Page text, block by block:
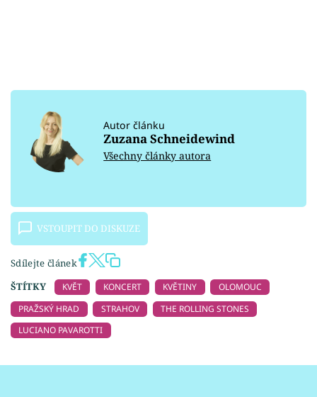
Autor článku
Zuzana Schneidewind
Všechny články autora
VSTOUPIT DO DISKUZE
Sdílejte článek
ŠTÍTKY
KVĚT KONCERT KVĚTINY
OLOMOUC
PRAŽSKÝ HRAD
STRAHOV
THE ROLLING STONES
LUCIANO PAVAROTTI